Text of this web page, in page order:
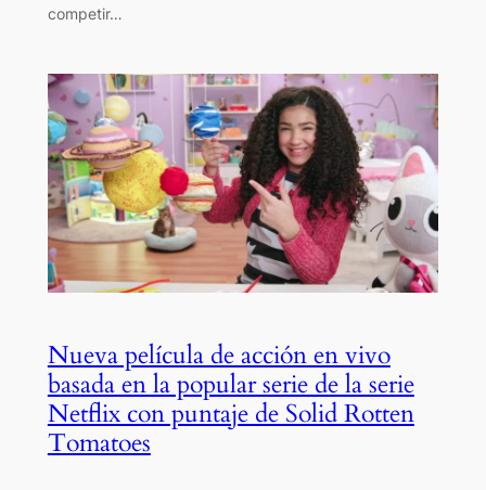
competir…
Nueva película de acción en vivo
basada en la popular serie de la serie
Netflix con puntaje de Solid Rotten
Tomatoes